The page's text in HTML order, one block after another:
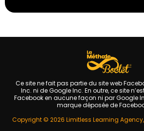
Ce site ne fait pas partie du site web
Inc. ni de Google Inc. En outre, ce site
Facebook en aucune façon ni par Google
marque déposée de
Copyright © 2026 Limitless Learning